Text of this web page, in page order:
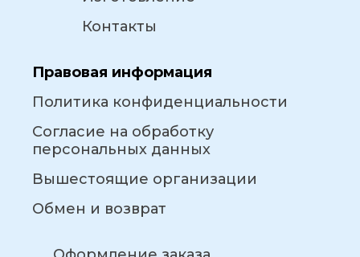
Контакты
Правовая информация
Политика конфиденциальности
Согласие на обработку
персональных данных
Вышестоящие организации
Обмен и возврат